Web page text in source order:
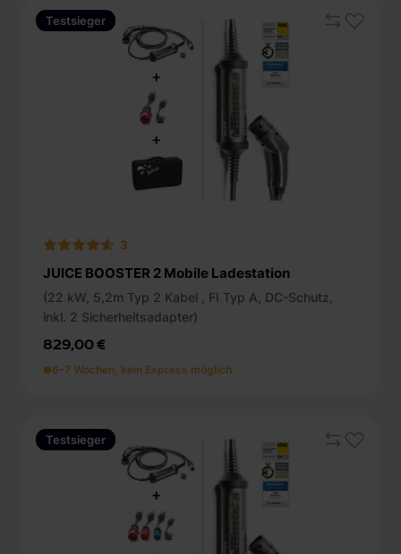
Testsieger
3
JUICE BOOSTER 2 Mobile Ladestation
(22 kW, 5,2m Typ 2 Kabel , FI Typ A, DC-Schutz,
inkl. 2 Sicherheitsadapter)
829,00 €
6-7 Wochen, kein Express möglich
Testsieger